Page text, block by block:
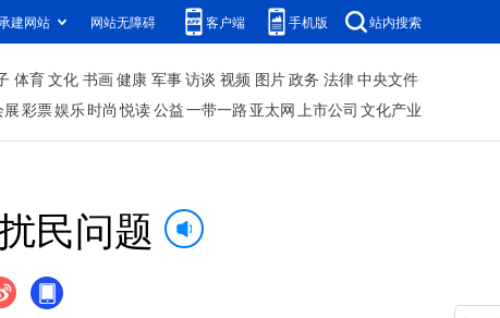
建网站 网站无障碍 客户端 手机版 站内搜索
体育文化 书画健康 军事访谈 视频 图片政务 法律中央文件
展彩票娱乐时尚 悦读公益一带一路 亚太网上市公司 文化产业
民问题